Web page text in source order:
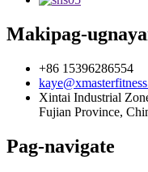
Makipag-
+86 15396286554
Xintai Industrial
Fujian Province,
Pag-navigate